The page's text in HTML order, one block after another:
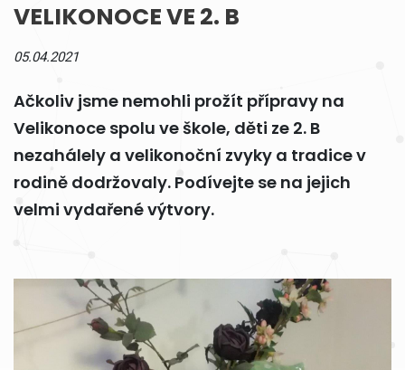
VELIKONOCE VE 2. B
05.04.2021
Ačkoliv jsme nemohli prožít přípravy na
Velikonoce spolu ve škole, děti ze 2. B
nezahálely a velikonoční zvyky a tradice v
rodině dodržovaly. Podívejte se na jejich
velmi vydařené výtvory.